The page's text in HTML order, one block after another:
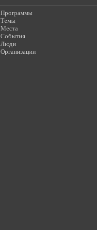
Программы
Темы
Места
События
Люди
Организации